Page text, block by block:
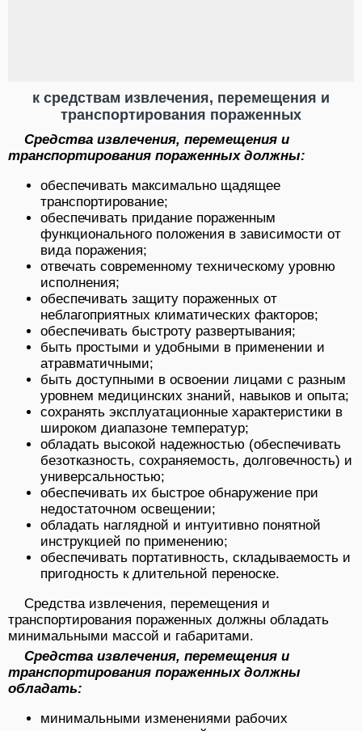
к средствам извлечения, перемещения и
транспортирования пораженных
Средства извлечения, перемещения и
транспортирования пораженных должны:
обеспечивать максимально щадящее
транспортирование;
обеспечивать придание пораженным
функционального положения в зависимости от
вида поражения;
отвечать современному техническому уровню
исполнения;
обеспечивать защиту пораженных от
неблагоприятных климатических факторов;
обеспечивать быстроту развертывания;
быть простыми и удобными в применении и
атравматичными;
быть доступными в освоении лицами с разным
уровнем медицинских знаний, навыков и опыта;
сохранять эксплуатационные характеристики в
широком диапазоне температур;
обладать высокой надежностью (обеспечивать
безотказность, сохраняемость, долговечность) и
универсальностью;
обеспечивать их быстрое обнаружение при
недостаточном освещении;
обладать наглядной и интуитивно понятной
инструкцией по применению;
обеспечивать портативность, складываемость и
пригодность к длительной переноске.
Средства извлечения, перемещения и
транспортирования пораженных должны обладать
минимальными массой и габаритами.
Средства извлечения, перемещения и
транспортирования пораженных должны
обладать:
минимальными изменениями рабочих